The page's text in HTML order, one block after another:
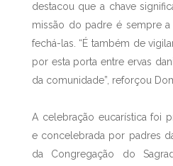
destacou que a chave
missão do padre é sempre
fechá-las. “É também de
por esta porta entre ervas
da comunidade”, reforçou
A celebração eucarística foi
e concelebrada por padres
da Congregação do